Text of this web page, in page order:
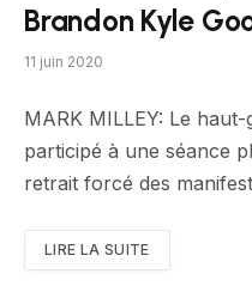
Brandon Kyle
11 juin 2020
MARK MILLEY: Le
participé à une séance
retrait forcé des
LIRE LA SUITE